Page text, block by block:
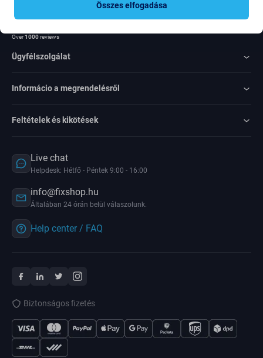
Over1000reviews
Ügyfélszolgálat
Informácio a megrendelésről
Feltételek és kikötések
Live chat
Helpdesk: Hétfő - Péntek 9:00 - 16:00
info@fixshop.hu
Általában 24 órán belül válaszolunk.
Help center / FAQ
Biztonságos fizetés
Összes elfogadása